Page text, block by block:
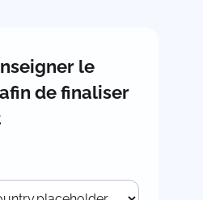
le
de finaliser